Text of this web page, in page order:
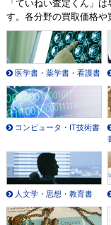
「ていねい査定くん」
す。各分野の買取価格や
医学書・薬学書・看護書
コンピュータ・IT技術書
人文学・思想・教育書